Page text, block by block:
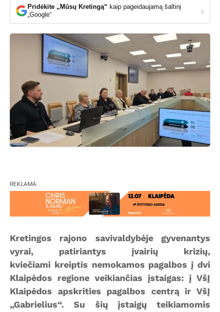
Pridėkite „Mūsų Kretingą“ kaip pageidaujamą šaltinį
„Google“
›
REKLAMA
Kretingos rajono savivaldybėje gyvenantys
vyrai, patiriantys įvairių krizių,
kviečiami kreiptis nemokamos pagalbos į dvi
Klaipėdos regione veikiančias įstaigas: į VšĮ
Klaipėdos apskrities pagalbos centrą ir VšĮ
„Gabrielius“. Su šių įstaigų teikiamomis